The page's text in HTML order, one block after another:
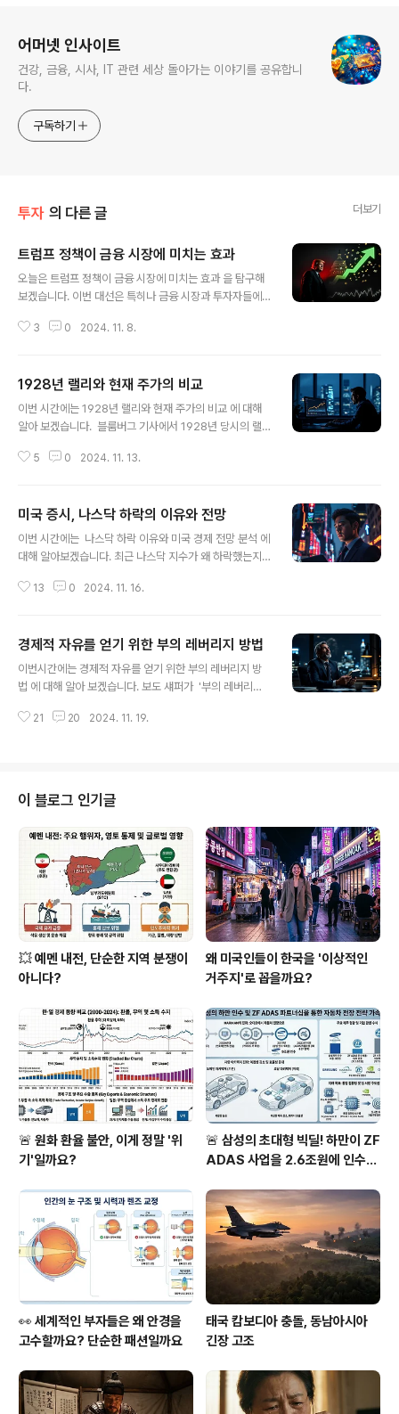
어머넷 인사이트
건강, 금융, 시사, IT 관련 세상 돌아가는 이야기를 공유합니
다.
구독하기
투자 의 다른 글 더보기
트럼프 정책이 금융 시장에 미치는 효과
오늘은 트럼프 정책이 금융 시장에 미치는 효과 을 탐구해
보겠습니다. 이번 대선은 특히나 금융 시장과 투자자들에
자산 가격이 출렁이고, 시장 분위기가 요동치고 있습니
니다. 이는 과거 트럼프 집권기에도 나타났던 현상으로, 트
럼프의 경제 정책이 인플레이션을 자극할 수 있다는 우려
때문입니다.금융 시장, 환율과 금리의 변화이번 대선 결과
다. 달러 강세가 유지될 가능성이 높습니다. 이는 미국 경제
3 0 2024. 11. 8.
1928년 랠리와 현재 주가의 비교
이번 시간에는 1928년 랠리와 현재 주가의 비교 에 대해
알아 보겠습니다. 블룸버그 기사에서 1928년 당시의 랠
였어요. 한마디로 요약하자면, "현재 시장이 대공황 직전과
1928년에는 대통령 선거가 있었고, 그 이후 주가는 급격
하게 상승했습니다. 그러나 이 랠리는 오래가지 못했고, 1
년 뒤 대공황이 찾아오면서 시장은 3년 가까이 하락세를
요? 블룸버그는 이러한 역사적 흐름을 강조하며 불안감을
5 0 2024. 11. 13.
미국 증시, 나스닥 하락의 이유와 전망
이번 시간에는 나스닥 하락 이유와 미국 경제 전망 분석 에
대해 알아보겠습니다. 최근 나스닥 지수가 왜 하락했는지,
장이 마치 드라마처럼 큰 변화를 겪고 있는데요, 많은 사람
제 요소들이 복잡하게 작용해서 이런 일이 일어났는데요,
지금부터 그 이유와 앞으로의 전망에 대해 쉽게 설명해드
릴게요.파월 연준 의장의 발언이 가져온 영향이번 나스닥
d) 의장의 발언 때문이었어요. 연준은 미국 경제가 잘 성장
13 0 2024. 11. 16.
경제적 자유를 얻기 위한 부의 레버리지 방법
이번시간에는 경제적 자유를 얻기 위한 부의 레버리지 방
법 에 대해 알아 보겠습니다. 보도 섀퍼가 '부의 레버리
1% 부자가 되는지에 대해 이야기합니다. 보도 섀퍼는 파산
했습니다. 보도 섀퍼는 파산 상태에서 월 1억 원을 벌기까
지 단 2년 반이 걸렸습니다. 지금 그는 베스트셀러 작가이
자 세계에서 가장 유명한 성공 코치 중 한 명입니다. 그의
이야기를 따라가 보겠습니다.1. 팔 수 있는 일을 해라지구상
에서 가장 부유한 사람들은 대부분 팔 수 있는 일을 합니다.
'팔 수 있는 일..
21 20 2024. 11. 19.
이 블로그 인기글
💥 예멘 내전, 단순한 지역 분쟁이
아니다?
왜 미국인들이 한국을 '이상적인
거주지'로 꼽을까요?
🚨 원화 환율 불안, 이게 정말 '위
기'일까요?
🚨 삼성의 초대형 빅딜! 하만이 ZF
ADAS 사업을 2.6조원에 인수했
👀 세계적인 부자들은 왜 안경을
고수할까요? 단순한 패션일까요
태국 캄보디아 충돌, 동남아시아
긴장 고조